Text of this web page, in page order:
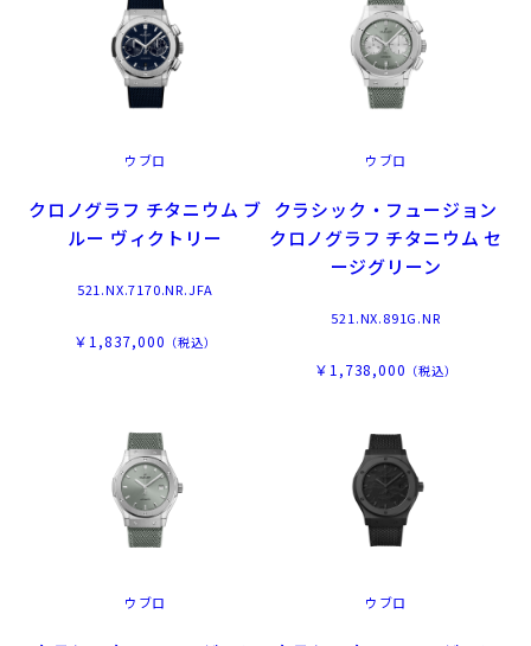
ウブロ
クロノグラフ チタニウム ブ
ルー ヴィクトリー
521.NX.7170.NR.JFA
￥1,837,000 （税込）
ウブロ
クラシック・フュージョン
クロノグラフ チタニウム セ
ージグリーン
521.NX.891G.NR
￥1,738,000 （税込）
ウブロ ウブロ